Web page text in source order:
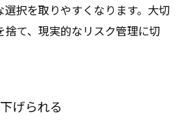
択を取りやすくなります。大切
て、現実的なリスク管理に切
げられる